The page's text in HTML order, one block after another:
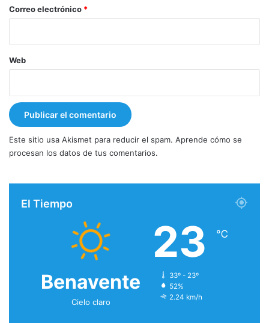
*
Correo electrónico *
Web
Este sitio usa Akismet para reducir el spam. Aprende cómo se
procesan los datos de tus comentarios.
El Tiempo
Benavente
Cielo claro
23 ℃
33º - 23º
52%
2.24 km/h